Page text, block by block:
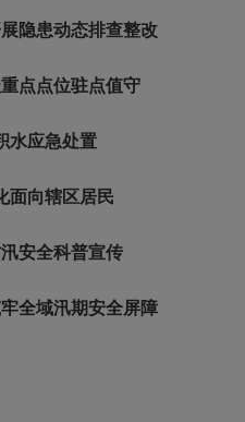
隐患动态排查整改
点点位驻点值守
水应急处置
面向辖区居民
安全科普宣传
全域汛期安全屏障